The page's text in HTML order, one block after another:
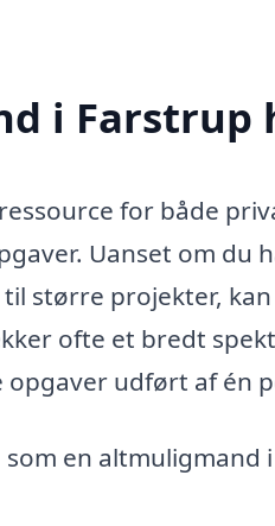
i Farstrup
for både
Uanset om du
større projekter,
ofte et bredt
udført af én
en altmuligmand